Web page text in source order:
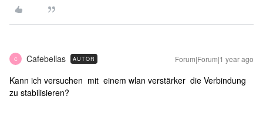
C Cafebellas AUTOR Forum|Forum|1 year ago
Kann ich versuchen mit einem wlan verstärker die Verbindung
zu stabilisieren?